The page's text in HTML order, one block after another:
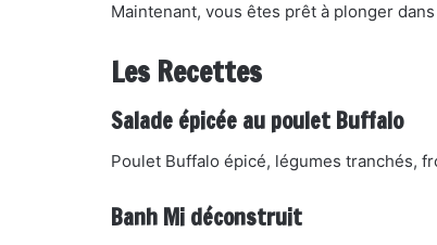
Maintenant, vous êtes prêt à plonger
Les Recettes
Salade épicée au poulet Buffalo
Poulet Buffalo épicé, légumes tranchés,
Banh Mi déconstruit